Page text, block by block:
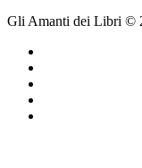
Gli Amanti dei Libri ©